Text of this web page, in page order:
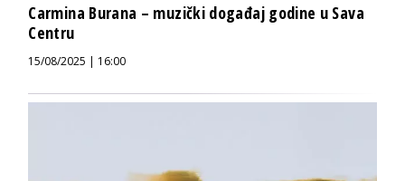
Carmina Burana – muzički događaj godine u Sava
Centru
15/08/2025 | 16:00